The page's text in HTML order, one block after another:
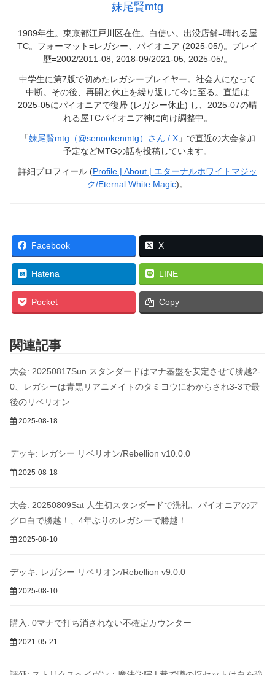
妹尾賢mtg
1989年生。東京都江戸川区在住。白使い。出没店舗=晴れる屋
TC。フォーマット=レガシー、パイオニア (2025-05/)。プレイ
歴=2002/2011-08, 2018-09/2021-05, 2025-05/。
中学生に第7版で初めたレガシープレイヤー。社会人になって
中断。その後、再開と休止を繰り返して今に至る。直近は
2025-05にパイオニアで復帰 (レガシー休止) し、2025-07の晴
れる屋TCパイオニア神に向け調整中。
「妹尾賢mtg（@senookenmtg）さん / X」で直近の大会参加
予定などMTGの話を投稿しています。
詳細プロフィール (Profile | About | エターナルホワイトマジッ
ク/Eternal White Magic)。
Facebook X
Hatena LINE
Pocket Copy
関連記事
大会: 20250817Sun スタンダードはマナ基盤を安定させて勝越2-
0、レガシーは青黒リアニメイトのタミヨウにわからされ3-3で最
後のリベリオン
2025-08-18
デッキ: レガシー リベリオン/Rebellion v10.0.0
2025-08-18
大会: 20250809Sat 人生初スタンダードで洗礼、パイオニアのア
グロ白で勝越！、4年ぶりのレガシーで勝越！
2025-08-10
デッキ: レガシー リベリオン/Rebellion v9.0.0
2025-08-10
購入: 0マナで打ち消されない不確定カウンター
2021-05-21